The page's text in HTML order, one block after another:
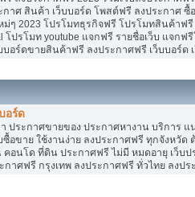
าศ สินค้า เว็บบอร์ด โพสต์ฟรี ลงประกาศ
ๆ 2023 โปรโมทธุรกิจฟรี โปรโมทสินค้าฟรี
ปรโมท youtube แจกฟรี รายชื่อเว็บ แจกฟรี
บอร์ดขายสินค้าฟรี ลงประกาศฟรี เว็บบอร์ด
อร์ด
ประกาศขายของ ประกาศหางาน บริการ แ
ซื้อขาย ใช้งานง่าย ลงประกาศฟรี ทุกจังหวัด
อนโด ที่ดิน ประกาศฟรี ไม่มี หมดอายุ เว็บ
กาศฟรี กรุงเทพ ลงประกาศฟรี ทั่วไทย ลงป